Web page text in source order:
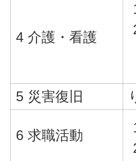
4 介護・看護
5 災害復旧
6 求職活動